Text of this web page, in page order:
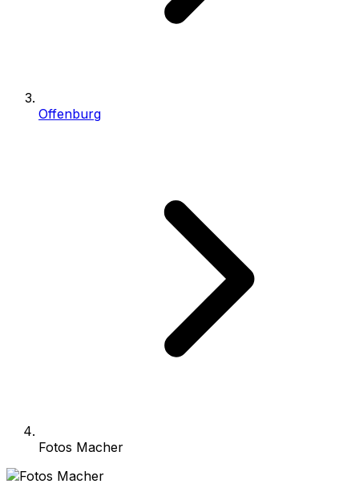
Offenburg
Fotos Macher